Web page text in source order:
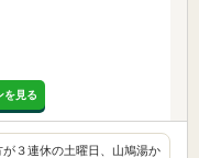
を見る
３連休の土曜日、山鳩湯か